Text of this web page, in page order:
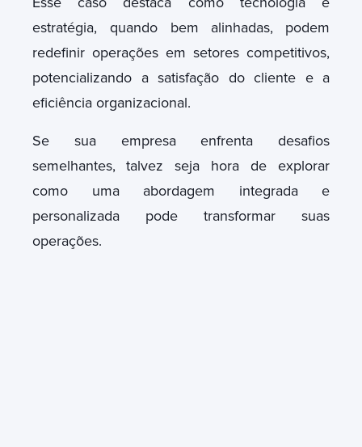
estratégia, quando bem alinhadas,
podem
redefinir operações em setores competitivos,
potencializando a satisfação do cliente e a
eficiência organizacional.
Se sua empresa enfrenta desafios
semelhantes,
talvez seja hora de explorar
como uma abordagem integrada e
personalizada pode transformar suas
operações.